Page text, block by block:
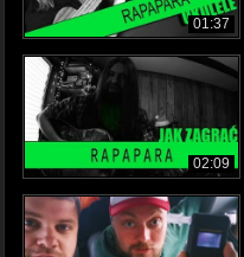
01:37
02:09